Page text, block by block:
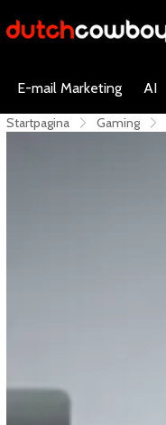
E-mail Marketing AI
Startpagina Gaming